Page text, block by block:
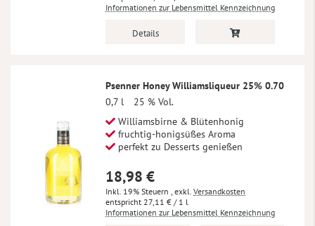
Informationen zur Lebensmittel Kennzeichnung
Details
Psenner Honey Williamsliqueur 25% 0.70
0,7 l
25 % Vol.
Williamsbirne & Blütenhonig
fruchtig-honigsüßes Aroma
perfekt zu Desserts genießen
18,98 €
Inkl. 19% Steuern , exkl. Versandkosten
27,11 € / 1 l
Informationen zur Lebensmittel Kennzeichnung